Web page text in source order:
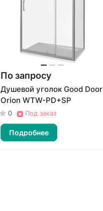
По запросу
Душевой уголок Good Door
Orion WTW-PD+SP
0 Под заказ
Подробнее